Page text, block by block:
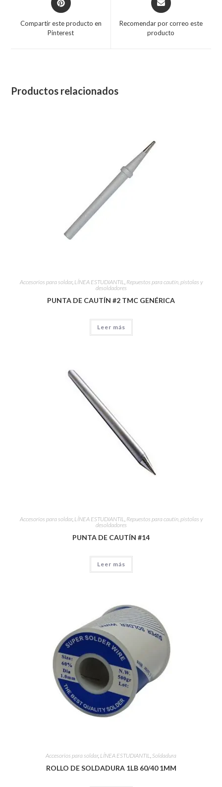
Compartir este producto en
Pinterest
Recomendar por correo este
producto
Productos relacionados
Accesorios para soldar, LÍNEA ESTUDIANTIL, Repuestos para cautín, pistolas y
desoldadores
PUNTA DE CAUTÍN #2 TMC GENÉRICA
Leer más
Accesorios para soldar, LÍNEA ESTUDIANTIL Repuestos para cautín, pistolas y
desoldadores
PUNTA DE CAUTÍN #14
Leer más
Accesorios para soldar, LÍNEA ESTUDIANTIL, Soldadura
ROLLO DE SOLDADURA 1LB 60/40 1MM